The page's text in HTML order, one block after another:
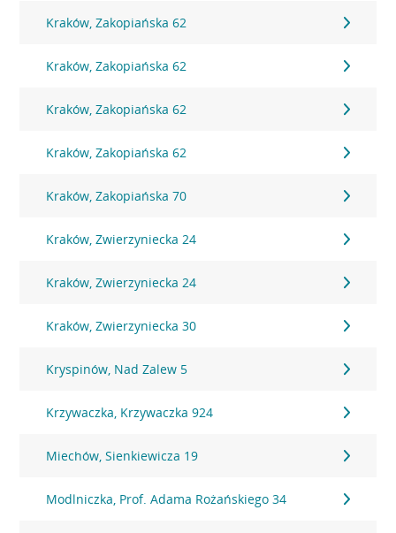
Kraków, Zakopiańska 62
Kraków, Zakopiańska 62
Kraków, Zakopiańska 62
Kraków, Zakopiańska 62
Kraków, Zakopiańska 70
Kraków, Zwierzyniecka 24
Kraków, Zwierzyniecka 24
Kraków, Zwierzyniecka 30
Kryspinów, Nad Zalew 5
Krzywaczka, Krzywaczka 924
Miechów, Sienkiewicza 19
Modlniczka, Prof. Adama Rożańskiego 34